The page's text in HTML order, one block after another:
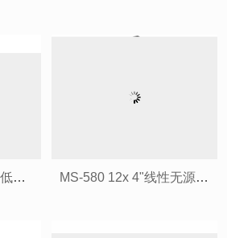
MS-480L 2x 12"有源低音扬声器 MS-580 12x 4"线性无源柱状扬声器